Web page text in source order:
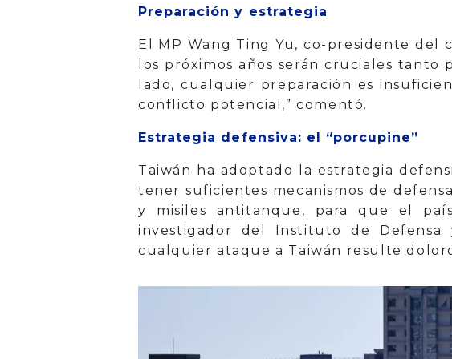
Preparación y estrategia
El MP Wang Ting Yu, co-presidente del
los próximos años serán cruciales tanto
lado, cualquier preparación es
conflicto potencial,” comentó.
Estrategia defensiva: el “porcupine”
Taiwán ha adoptado la estrategia
tener suficientes mecanismos de
y misiles antitanque, para que el
investigador del Instituto de
cualquier ataque a Taiwán resulte